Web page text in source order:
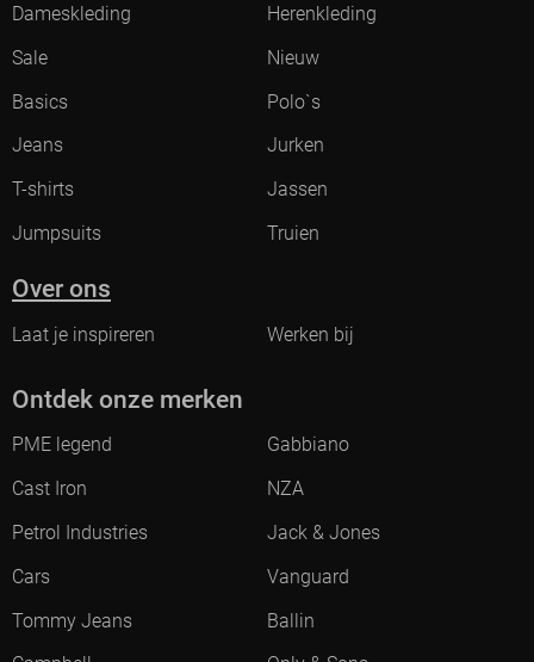
Dameskleding
Herenkleding
Sale
Nieuw
Basics
Polo`s
Jeans
Jurken
T-shirts
Jassen
Jumpsuits
Truien
Over ons
Laat je inspireren Werken bij
Ontdek onze merken
PME legend
Gabbiano
Cast Iron
NZA
Petrol Industries
Jack & Jones
Cars
Vanguard
Tommy Jeans
Ballin